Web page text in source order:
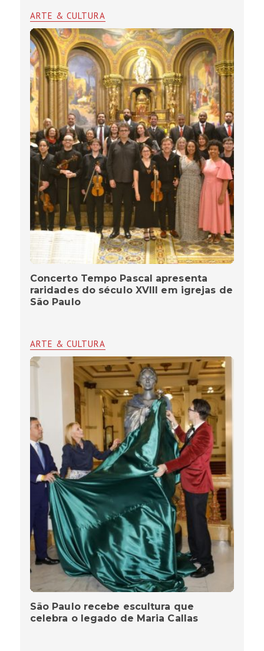
ARTE & CULTURA
Concerto Tempo Pascal apresenta
raridades do século XVIII em igrejas de
São Paulo
ARTE & CULTURA
São Paulo recebe escultura que
celebra o legado de Maria Callas